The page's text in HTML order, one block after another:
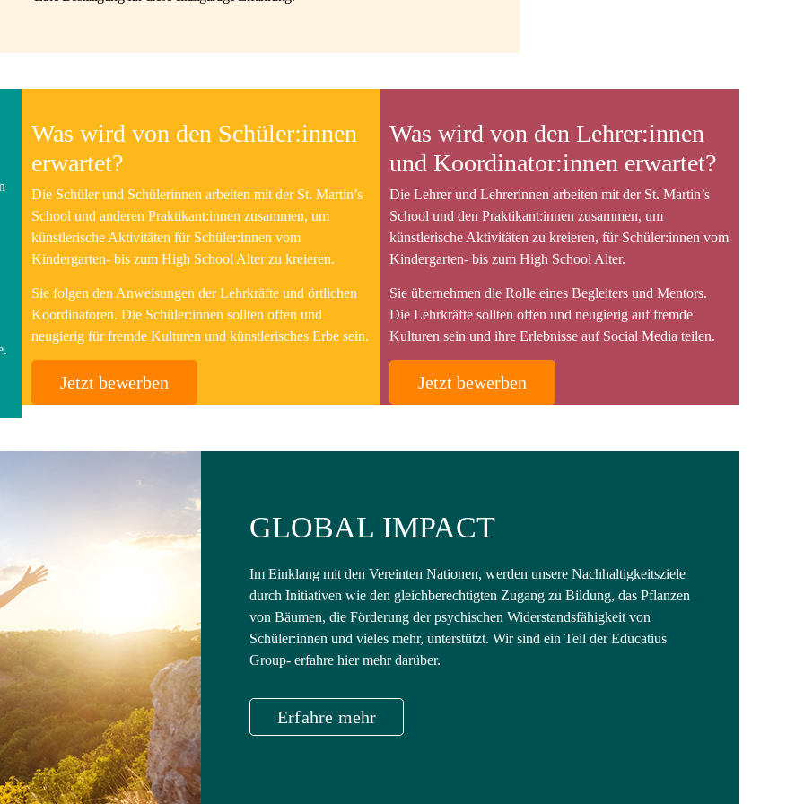
Was wird von den Schüler:innen
erwartet?
Die Schüler und Schülerinnen arbeiten mit der St. Martin’s
School und anderen Praktikant:innen zusammen, um
künstlerische Aktivitäten für Schüler:innen vom
Kindergarten- bis zum High School Alter zu kreieren.
Sie folgen den Anweisungen der Lehrkräfte und örtlichen
Koordinatoren. Die Schüler:innen sollten offen und
neugierig für fremde Kulturen und künstlerisches Erbe sein.
Jetzt bewerben
Was wird von den Lehrer:innen
und Koordinator:innen erwartet?
Die Lehrer und Lehrerinnen arbeiten mit der St. Martin’s
School und den Praktikant:innen zusammen, um
künstlerische Aktivitäten zu kreieren, für Schüler:innen vom
Kindergarten- bis zum High School Alter.
Sie übernehmen die Rolle eines Begleiters und Mentors.
Die Lehrkräfte sollten offen und neugierig auf fremde
Kulturen sein und ihre Erlebnisse auf Social Media teilen.
Jetzt bewerben
GLOBAL IMPACT
Im Einklang mit den Vereinten Nationen, werden unsere Nachhaltigkeitsziele
durch Initiativen wie den gleichberechtigten Zugang zu Bildung, das Pflanzen
von Bäumen, die Förderung der psychischen Widerstandsfähigkeit von
Schüler:innen und vieles mehr, unterstützt. Wir sind ein Teil der Educatius
Group- erfahre hier mehr darüber.
Erfahre mehr